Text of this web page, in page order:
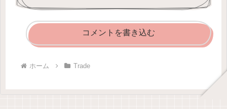
コメントを書き込む
ホーム Trade